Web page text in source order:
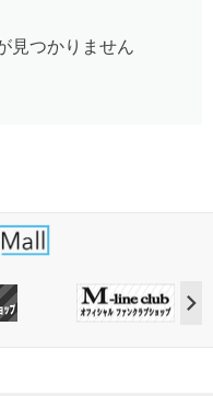
見つかりません